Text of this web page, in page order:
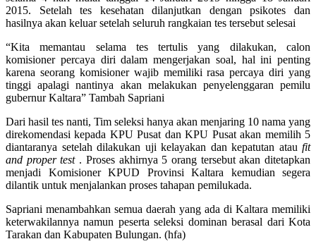
2015. Setelah tes kesehatan dilanjutkan dengan psikotes dan
hasilnya akan keluar setelah seluruh rangkaian tes tersebut selesai
“Kita memantau selama tes tertulis yang dilakukan, calon
komisioner percaya diri dalam mengerjakan soal, hal ini penting
karena seorang komisioner wajib memiliki rasa percaya diri yang
tinggi apalagi nantinya akan melakukan penyelenggaran pemilu
gubernur Kaltara” Tambah Sapriani
Dari hasil tes nanti, Tim seleksi hanya akan menjaring 10 nama yang
direkomendasi kepada KPU Pusat dan KPU Pusat akan memilih 5
diantaranya setelah dilakukan uji kelayakan dan kepatutan atau fit
and proper test . Proses akhirnya 5 orang tersebut akan ditetapkan
menjadi Komisioner KPUD Provinsi Kaltara kemudian segera
dilantik untuk menjalankan proses tahapan pemilukada.
Sapriani menambahkan semua daerah yang ada di Kaltara memiliki
keterwakilannya namun peserta seleksi dominan berasal dari Kota
Tarakan dan Kabupaten Bulungan. (hfa)